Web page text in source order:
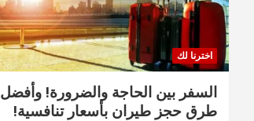
اخترنا لك
السفر بين الحاجة والضرورة! وأفضل
طرق حجز طيران بأسعار تنافسية!